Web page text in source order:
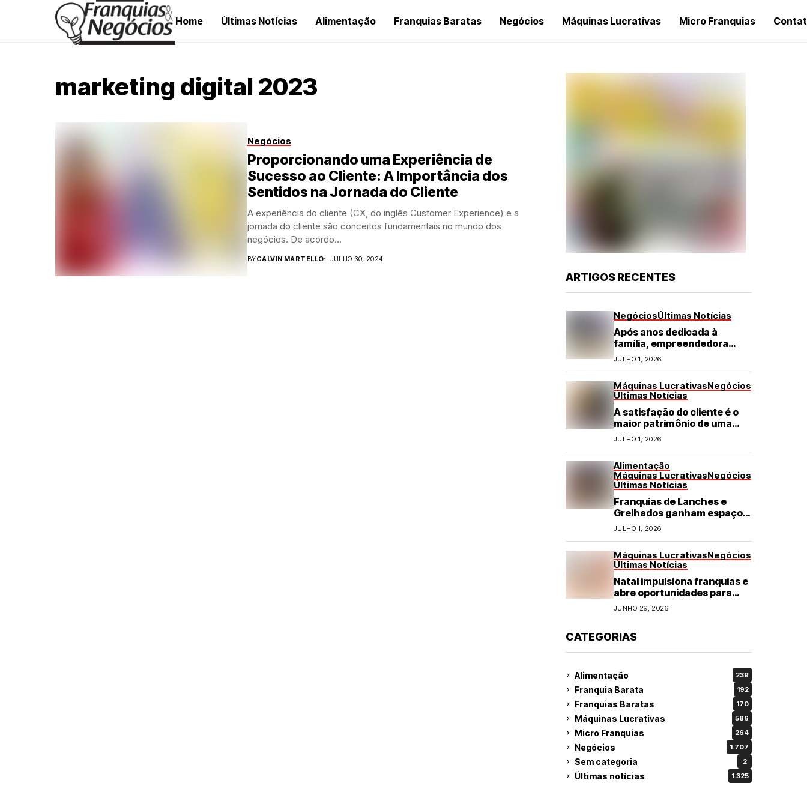
Home Últimas Notícias Alimentação Franquias Baratas Negócios Máquinas Lucrativas Micro Franquias
marketing digital 2023
Negócios
Proporcionando uma Experiência de
Sucesso ao Cliente: A Importância dos
Sentidos na Jornada do Cliente
A experiência do cliente (CX, do inglês Customer Experience) e a
jornada do cliente são conceitos fundamentais no mundo dos
negócios. De acordo...
BYCALVIN MARTELLO JULHO 30, 2024
ARTIGOS RECENTES
NegóciosÚltimas Notícias
Após anos dedicada à
família, empreendedora
transforma franquia de
turismo em negócio de
JULHO 1, 2026
Máquinas LucrativasNegócios
Últimas Notícias
A satisfação do cliente é o
maior patrimônio de uma
franquia
JULHO 1, 2026
Alimentação
Máquinas LucrativasNegócios
Últimas Notícias
Franquias de Lanches e
Grelhados ganham espaço
com demanda por refeições
rápidas e de qualidade
JULHO 1, 2026
Máquinas LucrativasNegócios
Últimas Notícias
Natal impulsiona franquias e
abre oportunidades para
diversos segmentos do
JUNHO 29, 2026
CATEGORIAS
Alimentação 239
Franquia Barata 192
Franquias Baratas 170
Máquinas Lucrativas 586
Micro Franquias 264
Negócios 1.707
Sem categoria 2
Últimas notícias 1.325